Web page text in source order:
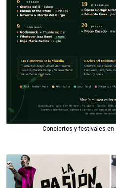
Conciertos y festivales en